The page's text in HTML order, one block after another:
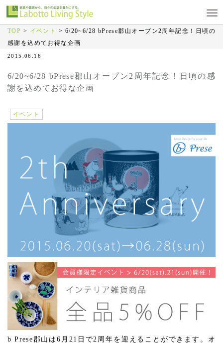
TOP > イベント > 6/20~6/28 bPrese郡山オープン2周年記念！日頃の
感謝を込めてお得な企画
2015.06.16
6/20~6/28 bPrese郡山オープン2周年記念！日頃の感
謝を込めてお得な企画
イベント
b Prese郡山は6月21日で2周年を迎えることができます。オ